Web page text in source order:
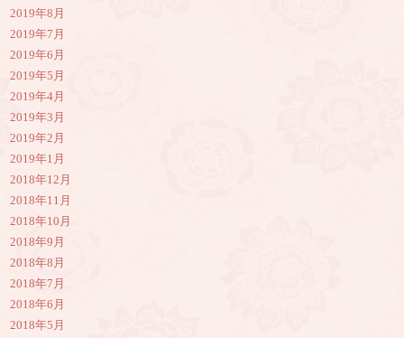
2019年8月
2019年7月
2019年6月
2019年5月
2019年4月
2019年3月
2019年2月
2019年1月
2018年12月
2018年11月
2018年10月
2018年9月
2018年8月
2018年7月
2018年6月
2018年5月